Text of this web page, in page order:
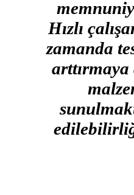
Hızlı
zamanda